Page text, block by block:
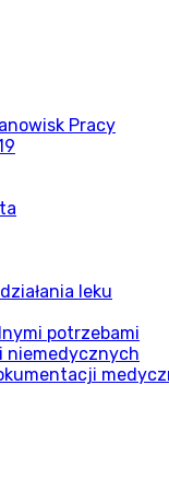
Pracy
leku
potrzebami
niemedycznych